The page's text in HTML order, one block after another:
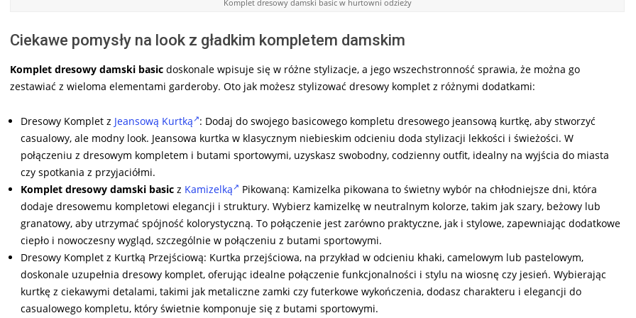
Komplet dresowy damski basic w hurtowni odzieży
Ciekawe pomysły na look z gładkim kompletem damskim
Komplet dresowy damski basic doskonale wpisuje się w różne stylizacje, a jego wszechstronność sprawia, że można go
zestawiać z wieloma elementami garderoby. Oto jak możesz stylizować dresowy komplet z różnymi dodatkami:
Dresowy Komplet z Jeansową Kurtką : Dodaj do swojego basicowego kompletu dresowego jeansową kurtkę, aby stworzyć
casualowy, ale modny look. Jeansowa kurtka w klasycznym niebieskim odcieniu doda stylizacji lekkości i świeżości. W
połączeniu z dresowym kompletem i butami sportowymi, uzyskasz swobodny, codzienny outfit, idealny na wyjścia do miasta
czy spotkania z przyjaciółmi.
Komplet dresowy damski basic z Kamizelką
Pikowaną: Kamizelka pikowana to świetny wybór na chłodniejsze dni, która
dodaje dresowemu kompletowi elegancji i struktury. Wybierz kamizelkę w neutralnym kolorze, takim jak szary, beżowy lub
granatowy, aby utrzymać spójność kolorystyczną. To połączenie jest zarówno praktyczne, jak i stylowe, zapewniając dodatkowe
ciepło i nowoczesny wygląd, szczególnie w połączeniu z butami sportowymi.
Dresowy Komplet z Kurtką Przejściową: Kurtka przejściowa, na przykład w odcieniu khaki, camelowym lub pastelowym,
doskonale uzupełnia dresowy komplet, oferując idealne połączenie funkcjonalności i stylu na wiosnę czy jesień. Wybierając
kurtkę z ciekawymi detalami, takimi jak metaliczne zamki czy futerkowe wykończenia, dodasz charakteru i elegancji do
casualowego kompletu, który świetnie komponuje się z butami sportowymi.